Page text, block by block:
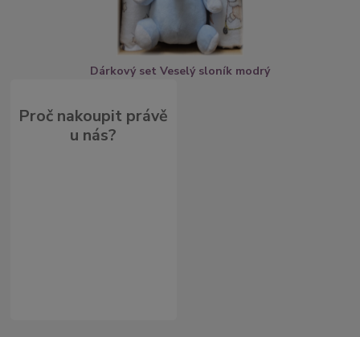
Dárkový set Veselý sloník modrý
Proč nakoupit právě
u nás?